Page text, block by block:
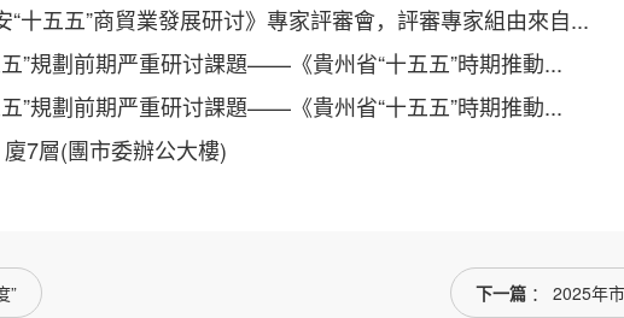
五五”商貿業發展研讨》專家評審會，評審專家組由來自...
規劃前期严重研讨課題——《貴州省“十五五”時期推動...
規劃前期严重研讨課題——《貴州省“十五五”時期推動...
7層(團市委辦公大樓)
” 下一篇 ： 2025年